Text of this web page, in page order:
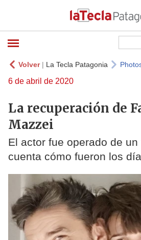
Volver| La Tecla Patagonia
6 de abril de 2020
La recuperación de
Mazzei
El actor fue operado de
cuenta cómo fueron los